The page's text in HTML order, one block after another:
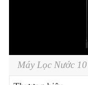
Máy Lọc Nước